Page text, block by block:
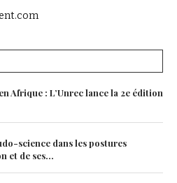
Afrique : L’Unrec lance la 2e édition
science dans les postures
et de ses...